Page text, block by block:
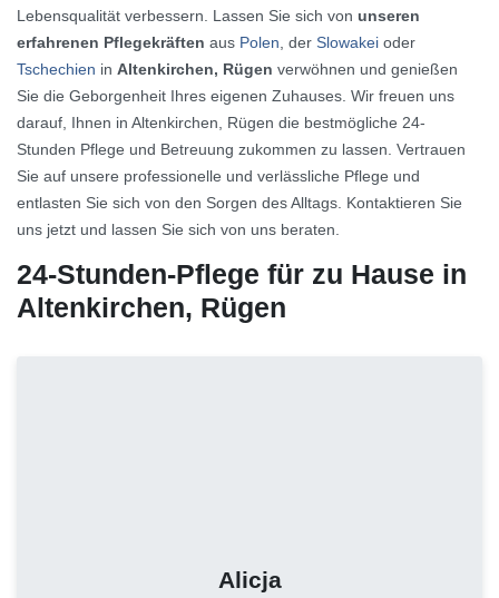
Lebensqualität verbessern. Lassen Sie sich von unseren
erfahrenen Pflegekräften aus Polen, der Slowakei oder
Tschechien in Altenkirchen, Rügen verwöhnen und genießen
Sie die Geborgenheit Ihres eigenen Zuhauses. Wir freuen uns
darauf, Ihnen in Altenkirchen, Rügen die bestmögliche 24-
Stunden Pflege und Betreuung zukommen zu lassen. Vertrauen
Sie auf unsere professionelle und verlässliche Pflege und
entlasten Sie sich von den Sorgen des Alltags. Kontaktieren Sie
uns jetzt und lassen Sie sich von uns beraten.
24-Stunden-Pflege für zu Hause in
Altenkirchen, Rügen
Alicja